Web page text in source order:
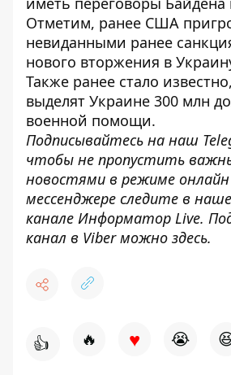
Отметим, ранее США
невиданными ранее
нового вторжения в
Также ранее стало
выделят Украине 300 млн
военной помощи.
Подписывайтесь на наш
чтобы не пропустить
новостями в режиме
мессенджере следите в
канале Информатор Live.
канал в Viber можно здесь.
👍 🔥 ♥ 😭